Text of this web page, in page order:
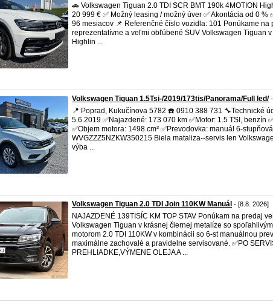
🚗 Volkswagen Tiguan 2.0 TDI SCR BMT 190k 4MOTION
20 999 € ✅ Možný leasing / možný úver ✅ Akontácia od 0 %
96 mesiacov 📌 Referenčné číslo vozidla: 101 Ponúkame na
reprezentatívne a veľmi obľúbené SUV Volkswagen Tiguan
Highlin ...
Volkswagen Tiguan 1.5Tsi-/2019/173tis/Panorama/Full led/-
📍 Poprad, Kukučínova 5782 ☎️ 0910 388 731 🔧Technické
5.6.2019 ✅Najazdené: 173 070 km ✅Motor: 1.5 TSI, benzín
✅Objem motora: 1498 cm³ ✅Prevodovka: manuál 6-
WVGZZZ5NZKW350215 Biela mataliza--servis len
výba ...
Volkswagen Tiguan 2.0 TDI Join 110KW Manuál - [8.8. 2026]
NAJAZDENÉ 139TISÍC KM TOP STAV Ponúkam na predaj
Volkswagen Tiguan v krásnej čiernej metalíze so
motorom 2.0 TDI 110KW v kombinácii so 6-st manuálnou
maximálne zachovalé a pravidelne servisované. ✅️PO
PREHLIADKE,VÝMENE OLEJA A ...